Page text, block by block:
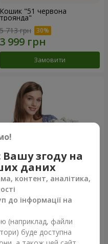
Кошик "51 червона
троянда"
5 713 грн
Замовити
Кошик "Янголятко"
Замовити
Вашу згоду на
даних
контент, аналітика,
до інформації на
(наприклад, файли
буде доступна